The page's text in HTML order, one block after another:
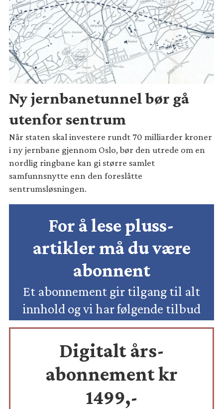
Ny jernbanetunnel bør gå
utenfor sentrum
Når staten skal investere rundt 70 milliarder kroner
i ny jernbane gjennom Oslo, bør den utrede om en
nordlig ringbane kan gi større samlet
samfunnsnytte enn den foreslåtte
sentrumsløsningen.
For å lese pluss-
artikler må du være
abonnent
Et abonnement gir tilgang til alt
innhold og vi har følgende tilbud
Digitalt års-
abonnement kr
1499,-